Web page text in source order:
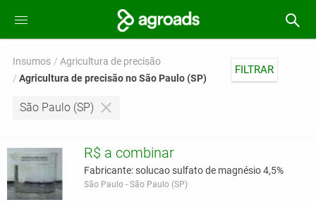
Insumos
Agricultura de precisão
Agricultura de precisão no São Paulo (SP)
FILTRAR
São Paulo (SP)
R$ a combinar
Fabricante: solucao sulfato de magnésio 4,5%
São Paulo - São Paulo (SP)